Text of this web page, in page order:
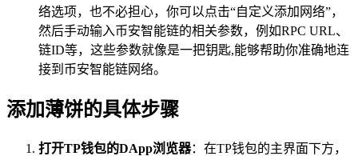
络选项，也不必担心，你可以点击“自定义添加网络”，
然后手动输入币安智能链的相关参数，例如RPC URL、
链ID等，这些参数就像是一把钥匙,能够帮助你准确地连
接到币安智能链网络。
添加薄饼的具体步骤
打开TP钱包的DApp浏览器：在TP钱包的主界面下方，